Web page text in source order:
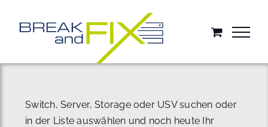
springen
Switch, Server, Storage oder USV suchen oder
in der Liste auswählen und noch heute Ihr